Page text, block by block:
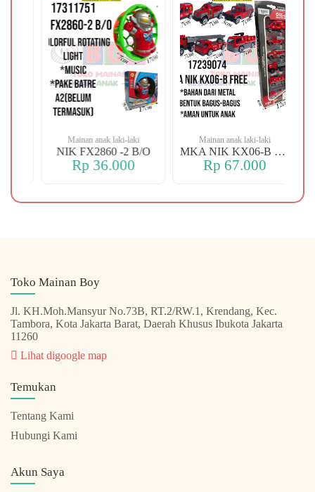
Mainan anak laki-laki
NIK FX2860 -2 B/O
Rp 36.000
Mainan anak laki-laki
MKA NIK KX06-B FREE
Rp 67.000
Toko Mainan Boy
Jl. KH.Moh.Mansyur No.73B, RT.2/RW.1, Krendang, Kec.
Tambora, Kota Jakarta Barat, Daerah Khusus Ibukota Jakarta
11260
Lihat digoogle map
Temukan
Tentang Kami
Hubungi Kami
Akun Saya